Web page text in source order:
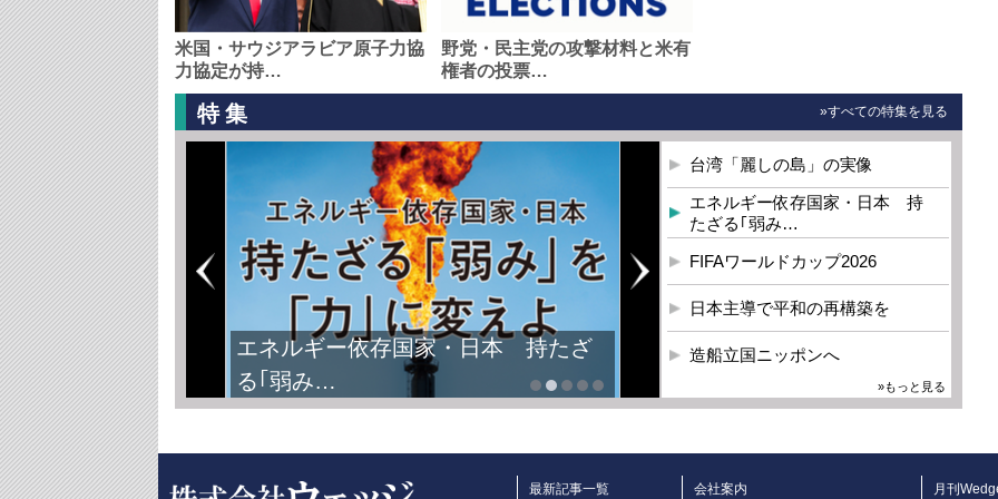
米国・サウジアラビア原子力協
力協定が持…
野党・民主党の攻撃材料と米有
権者の投票…
特集 »すべての特集を見る
エネルギー依存国家・日本 持たざ
る｢弱み…
台湾「麗しの島」の実像
エネルギー依存国家・日本 持
たざる｢弱み…
FIFAワールドカップ2026
日本主導で平和の再構築を
造船立国ニッポンへ
»もっと見る
最新記事一覧 会社案内 月刊